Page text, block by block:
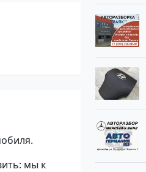
мы к